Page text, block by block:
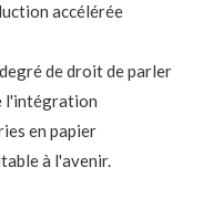
accélérée
de droit de parler
l'intégration
en papier
à l'avenir.